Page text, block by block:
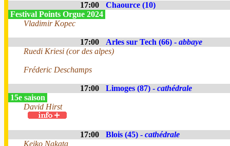
17:00
Chaource (10)
Festival Points Orgue 2024
Vladimir Kopec
17:00 Arles sur Tech (66) - abbaye
Ruedi Kriesi (cor des alpes)
Fréderic Deschamps
17:00 Limoges (87) - cathédrale
15e saison
David Hirst
17:00 Blois (45) - cathédrale
Keiko Nakata